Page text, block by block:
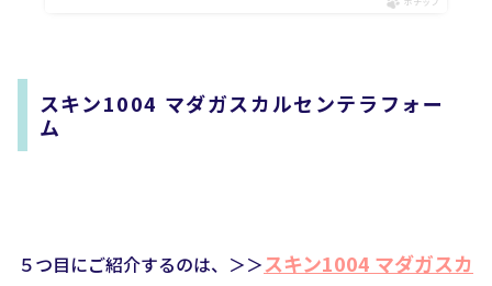
スキン1004 マダガスカルセンテラフォー
ム
５つ目にご紹介するのは、＞＞スキン1004 マダガスカ